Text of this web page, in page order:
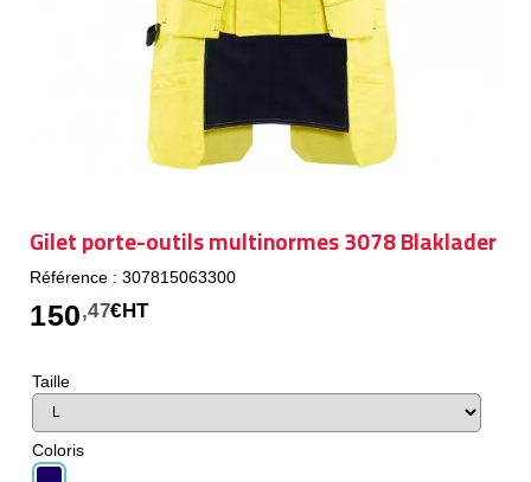
Gilet porte-outils multinormes 3078 Blaklader
Référence : 307815063300
150,47€HT
Taille
Coloris